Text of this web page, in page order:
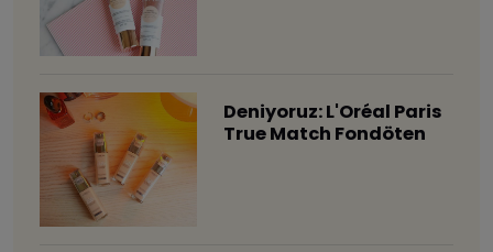
Deniyoruz: L'Oréal Paris
True Match Fondöten